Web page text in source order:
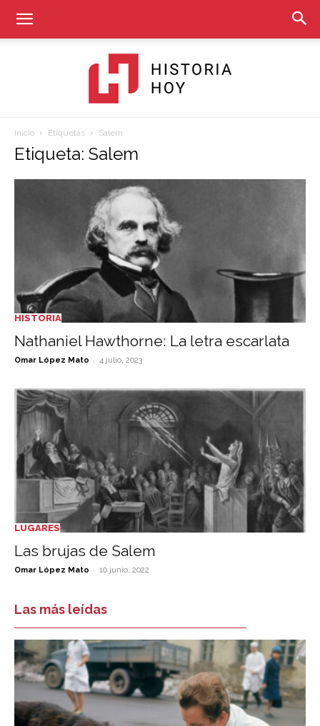
Hoy
Inicio Etiquetas Salem
Etiqueta: Salem
HISTORIA
Nathaniel Hawthorne: La letra escarlata
Omar López Mato - 4 julio, 2023
LUGARES
Las brujas de Salem
Omar López Mato - 10 junio, 2022
Las más leídas